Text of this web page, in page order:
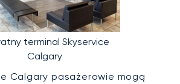
terminal Skyservice
Calgary
Calgary pasażerowie mogą